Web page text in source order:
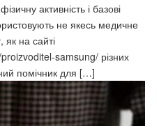
активність і базові
не якесь медичне
на сайті
samsung/ різних
помічник для […]